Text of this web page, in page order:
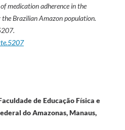
medication adherence in the
Brazilian Amazon population.
de Educação Física e
do Amazonas, Manaus,